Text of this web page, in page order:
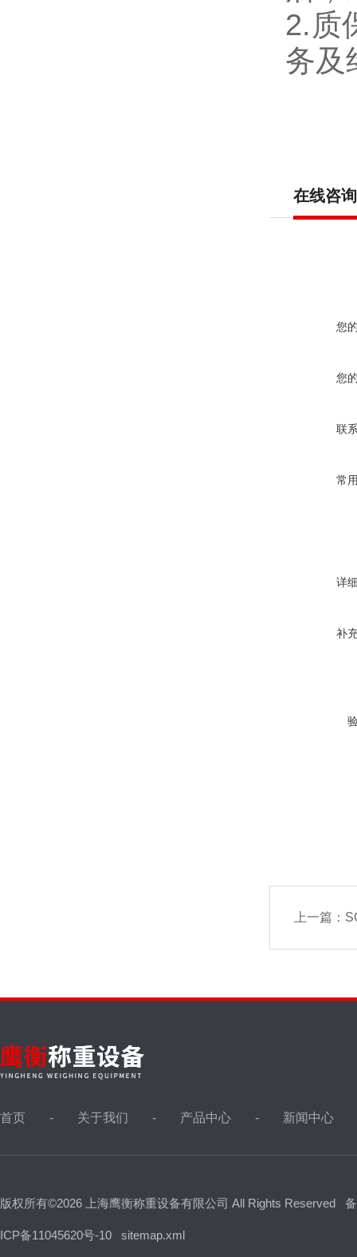
2.质
务及
在线咨询
您
您
联
常
详
补
上一篇：
首页 关于我们 产品中心 新闻中心
版权所有©2026 上海鹰衡称重设备有限公司 All Rights Reserved
ICP备11045620号-10 sitemap.xml